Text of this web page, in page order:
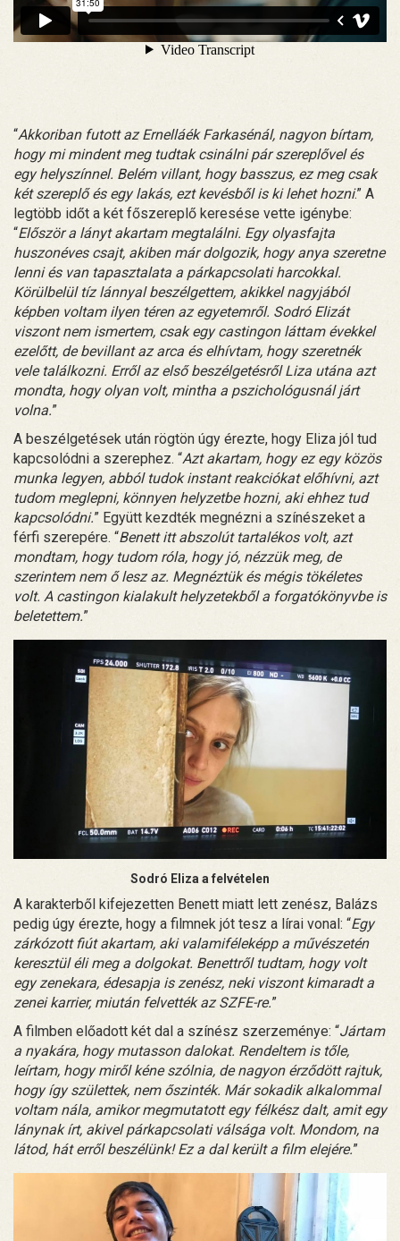
“Akkoriban futott az Ernelláék Farkasénál, nagyon bírtam,
hogy mi mindent meg tudtak csinálni pár szereplővel és
egy helyszínnel. Belém villant, hogy basszus, ez meg csak
két szereplő és egy lakás, ezt kevésből is ki lehet hozni.” A
legtöbb időt a két főszereplő keresése vette igénybe:
“Először a lányt akartam megtalálni. Egy olyasfajta
huszonéves csajt, akiben már dolgozik, hogy anya szeretne
lenni és van tapasztalata a párkapcsolati harcokkal.
Körülbelül tíz lánnyal beszélgettem, akikkel nagyjából
képben voltam ilyen téren az egyetemről. Sodró Elizát
viszont nem ismertem, csak egy castingon láttam évekkel
ezelőtt, de bevillant az arca és elhívtam, hogy szeretnék
vele találkozni. Erről az első beszélgetésről Liza utána azt
mondta, hogy olyan volt, mintha a pszichológusnál járt
volna.”
A beszélgetések után rögtön úgy érezte, hogy Eliza jól tud
kapcsolódni a szerephez. “Azt akartam, hogy ez egy közös
munka legyen, abból tudok instant reakciókat előhívni, azt
tudom meglepni, könnyen helyzetbe hozni, aki ehhez tud
kapcsolódni.” Együtt kezdték megnézni a színészeket a
férfi szerepére. “Benett itt abszolút tartalékos volt, azt
mondtam, hogy tudom róla, hogy jó, nézzük meg, de
szerintem nem ő lesz az. Megnéztük és mégis tökéletes
volt. A castingon kialakult helyzetekből a forgatókönyvbe is
beletettem.”
Sodró Eliza a felvételen
A karakterből kifejezetten Benett miatt lett zenész, Balázs
pedig úgy érezte, hogy a filmnek jót tesz a lírai vonal: “Egy
zárkózott fiút akartam, aki valamiféleképp a művészetén
keresztül éli meg a dolgokat. Benettről tudtam, hogy volt
egy zenekara, édesapja is zenész, neki viszont kimaradt a
zenei karrier, miután felvették az SZFE-re.”
A filmben előadott két dal a színész szerzeménye: “Jártam
a nyakára, hogy mutasson dalokat. Rendeltem is tőle,
leírtam, hogy miről kéne szólnia, de nagyon érződött rajtuk,
hogy így születtek, nem őszinték. Már sokadik alkalommal
voltam nála, amikor megmutatott egy félkész dalt, amit egy
lánynak írt, akivel párkapcsolati válsága volt. Mondom, na
látod, hát erről beszélünk! Ez a dal került a film elejére.”